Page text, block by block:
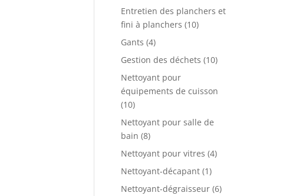
Entretien des planchers et
fini à planchers (10)
Gants (4)
Gestion des déchets (10)
Nettoyant pour
équipements de cuisson
(10)
Nettoyant pour salle de
bain (8)
Nettoyant pour vitres (4)
Nettoyant-décapant (1)
Nettoyant-dégraisseur (6)